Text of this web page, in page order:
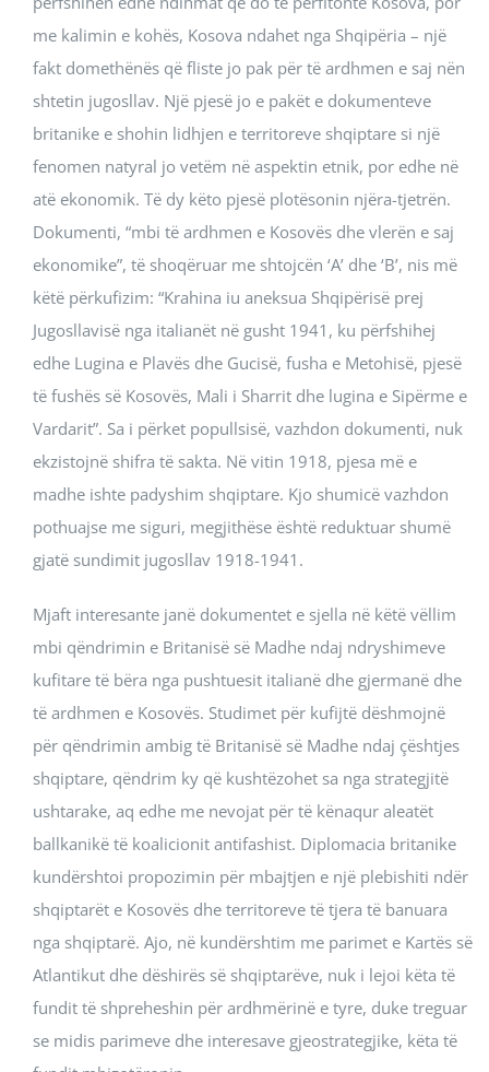
me kalimin e kohës, Kosova ndahet nga Shqipëria – një
fakt domethënës që fliste jo pak për të ardhmen e saj nën
shtetin jugosllav. Një pjesë jo e pakët e dokumenteve
britanike e shohin lidhjen e territoreve shqiptare si një
fenomen natyral jo vetëm në aspektin etnik, por edhe në
atë ekonomik. Të dy këto pjesë plotësonin njëra-tjetrën.
Dokumenti, “mbi të ardhmen e Kosovës dhe vlerën e saj
ekonomike”, të shoqëruar me shtojcën ‘A’ dhe ‘B’, nis më
këtë përkufizim: “Krahina iu aneksua Shqipërisë prej
Jugosllavisë nga italianët në gusht 1941, ku përfshihej
edhe Lugina e Plavës dhe Gucisë, fusha e Metohisë, pjesë
të fushës së Kosovës, Mali i Sharrit dhe lugina e Sipërme e
Vardarit”. Sa i përket popullsisë, vazhdon dokumenti, nuk
ekzistojnë shifra të sakta. Në vitin 1918, pjesa më e
madhe ishte padyshim shqiptare. Kjo shumicë vazhdon
pothuajse me siguri, megjithëse është reduktuar shumë
gjatë sundimit jugosllav 1918-1941.
Mjaft interesante janë dokumentet e sjella në këtë vëllim
mbi qëndrimin e Britanisë së Madhe ndaj ndryshimeve
kufitare të bëra nga pushtuesit italianë dhe gjermanë dhe
të ardhmen e Kosovës. Studimet për kufijtë dëshmojnë
për qëndrimin ambig të Britanisë së Madhe ndaj çështjes
shqiptare, qëndrim ky që kushtëzohet sa nga strategjitë
ushtarake, aq edhe me nevojat për të kënaqur aleatët
ballkanikë të koalicionit antifashist. Diplomacia britanike
kundërshtoi propozimin për mbajtjen e një plebishiti ndër
shqiptarët e Kosovës dhe territoreve të tjera të banuara
nga shqiptarë. Ajo, në kundërshtim me parimet e Kartës së
Atlantikut dhe dëshirës së shqiptarëve, nuk i lejoi këta të
fundit të shpreheshin për ardhmërinë e tyre, duke treguar
se midis parimeve dhe interesave gjeostrategjike, këta të